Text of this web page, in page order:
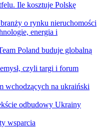
Ile kosztuje Polskę
o rynku nieruchomości
energia i
Poland buduje globalną
czyli targi i forum
wchodzących na ukraiński
odbudowy Ukrainy
wsparcia